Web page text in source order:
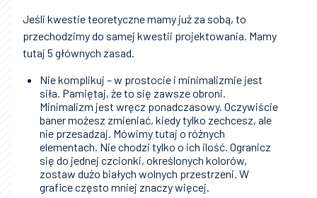
Jeśli kwestie teoretyczne mamy już za sobą, to
przechodzimy do samej kwestii projektowania. Mamy
tutaj 5 głównych zasad.
Nie komplikuj – w prostocie i minimalizmie jest
siła. Pamiętaj, że to się zawsze obroni.
Minimalizm jest wręcz ponadczasowy. Oczywiście
baner możesz zmieniać, kiedy tylko zechcesz, ale
nie przesadzaj. Mówimy tutaj o różnych
elementach. Nie chodzi tylko o ich ilość. Ogranicz
się do jednej czcionki, określonych kolorów,
zostaw dużo białych wolnych przestrzeni. W
grafice często mniej znaczy więcej.